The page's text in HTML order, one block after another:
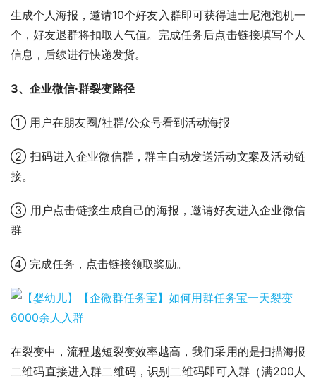
生成个人海报，邀请10个好友入群即可获得迪士尼泡泡机一
个，好友退群将扣取人气值。完成任务后点击链接填写个人
信息，后续进行快递发货。
3、企业微信·群裂变路径
① 用户在朋友圈/社群/公众号看到活动海报
② 扫码进入企业微信群，群主自动发送活动文案及活动链
接。
③ 用户点击链接生成自己的海报，邀请好友进入企业微信
群
④ 完成任务，点击链接领取奖励。
在裂变中，流程越短裂变效率越高，我们采用的是扫描海报
二维码直接进入群二维码，识别二维码即可入群（满200人